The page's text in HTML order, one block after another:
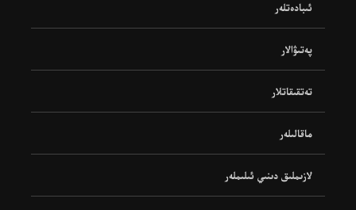
ئىبادەتلەر
پەتىۋالار
تەتقىقاتلار
ماقالىلەر
لازىملىق دىنىي ئىلىملەر